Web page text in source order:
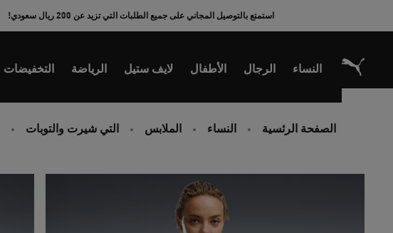
استمتع بالتوصيل المجاني على جميع الطلبات التي تزيد عن 200 ريال سعودي!
النساء الرجال الأطفال لايف ستيل الرياضة التخفيضات
الصفحة الرئسية النساء الملابس التي شيرت والتوبات